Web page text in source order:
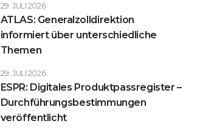
ATLAS: Generalzolldirektion
informiert über unterschiedliche
Themen
29. JULI 2026
ESPR: Digitales Produktpassregister –
Durchführungsbestimmungen
veröffentlicht
29. JULI 2026